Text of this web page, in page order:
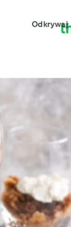
Odkrywaj